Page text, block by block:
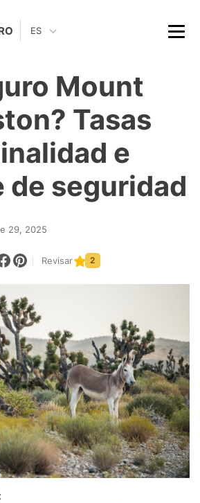
ES
Mount
Tasas
e
de seguridad
29, 2025
Revisar 2